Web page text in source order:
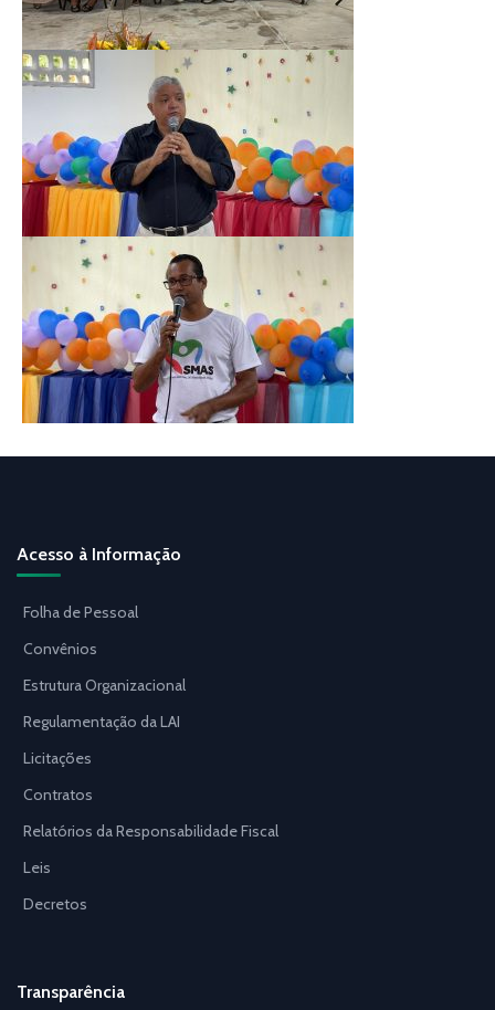
Acesso à Informação
Folha de Pessoal
Convênios
Estrutura Organizacional
Regulamentação da LAI
Licitações
Contratos
Relatórios da Responsabilidade Fiscal
Leis
Decretos
Transparência